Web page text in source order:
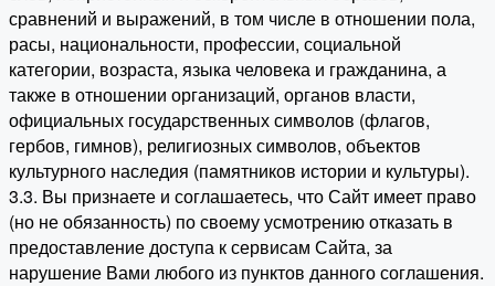
сравнений и выражений, в том числе в отношении пола,
расы, национальности, профессии, социальной
категории, возраста, языка человека и гражданина, а
также в отношении организаций, органов власти,
официальных государственных символов (флагов,
гербов, гимнов), религиозных символов, объектов
культурного наследия (памятников истории и культуры).
3.3. Вы признаете и соглашаетесь, что Сайт имеет право
(но не обязанность) по своему усмотрению отказать в
предоставление доступа к сервисам Сайта, за
нарушение Вами любого из пунктов данного соглашения.